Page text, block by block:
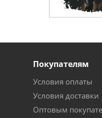
Покупателям
Условия оплаты
Условия доставки
Оптовым